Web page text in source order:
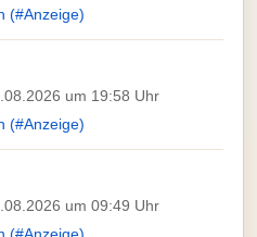
(#Anzeige)
um 19:58 Uhr
(#Anzeige)
um 09:49 Uhr